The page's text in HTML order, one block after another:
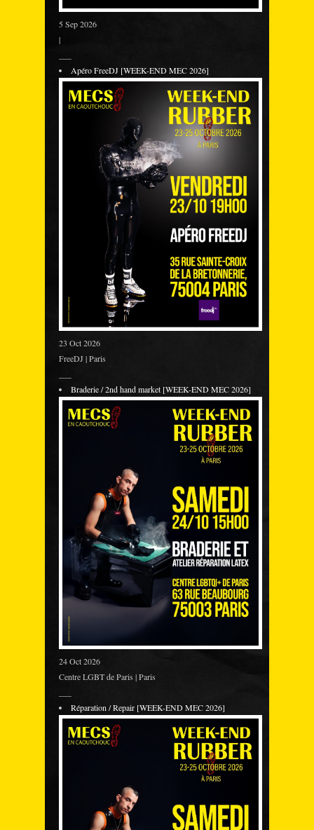
5 Sep 2026
|
Apéro FreeDJ [WEEK-END MEC 2026]
23 Oct 2026
FreeDJ | Paris
Braderie / 2nd hand market [WEEK-END MEC 2026]
24 Oct 2026
Centre LGBT de Paris | Paris
Réparation / Repair [WEEK-END MEC 2026]